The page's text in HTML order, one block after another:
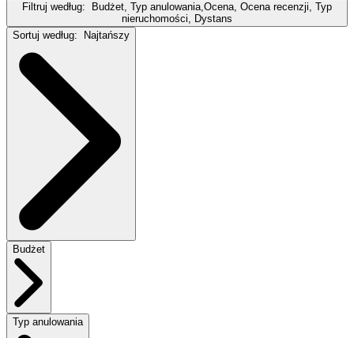
Filtruj według:
Budżet, Typ anulowania,Ocena, Ocena recenzji, Typ
nieruchomości, Dystans
Sortuj według:
Najtańszy
Budżet
Typ anulowania